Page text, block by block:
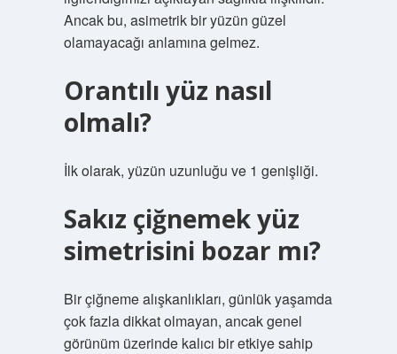
Ancak bu, asimetrik bir yüzün güzel
olamayacağı anlamına gelmez.
Orantılı yüz nasıl
olmalı?
İlk olarak, yüzün uzunluğu ve 1 genişliği.
Sakız çiğnemek yüz
simetrisini bozar mı?
Bir çiğneme alışkanlıkları, günlük yaşamda
çok fazla dikkat olmayan, ancak genel
görünüm üzerinde kalıcı bir etkiye sahip